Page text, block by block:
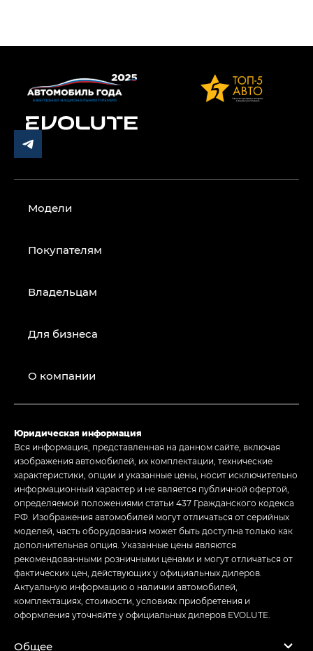
Модели
Покупателям
Владельцам
Для бизнеса
О компании
Юридическая информация
Вся информация, представленная на данном сайте, включая
изображения автомобилей, их комплектации, технические
характеристики, опции и указанные цены, носит исключительно
информационный характер и не является публичной офертой,
определяемой положениями статьи 437 Гражданского кодекса
РФ. Изображения автомобилей могут отличаться от серийных
моделей, часть оборудования может быть доступна только как
дополнительная опция. Указанные цены являются
рекомендованными розничными ценами и могут отличаться от
фактических цен, действующих у официальных дилеров.
Актуальную информацию о наличии автомобилей,
комплектациях, стоимости, условиях приобретения и
оформления уточняйте у официальных дилеров EVOLUTE.
Общее